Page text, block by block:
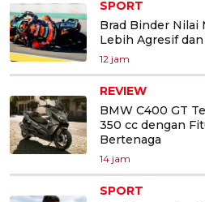
SPORT
Brad Binder Nilai
Lebih Agresif
12 jam
REVIEW
BMW C400 GT
350 cc dengan
Bertenaga
14 jam
SPORT